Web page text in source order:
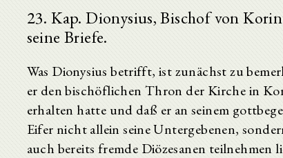
23. Kap. Dionysius, Bischof von
seine Briefe.
Was Dionysius betrifft, ist zunächst zu
er den bischöflichen Thron der Kirche in
erhalten hatte und daß er an seinem
Eifer nicht allein seine Untergebenen,
auch bereits fremde Diözesanen teilnehmen